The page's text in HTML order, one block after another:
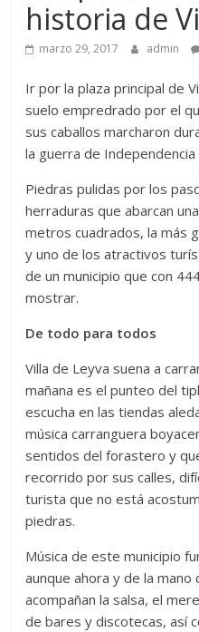
historia de
marzo 29, 2017 admin
Ir por la plaza principal de
suelo empredrado por el
sus caballos marcharon
la guerra de Independencia
Piedras pulidas por los
herraduras que abarcan
metros cuadrados, la más
y uno de los atractivos
de un municipio que con
mostrar.
De todo para todos
Villa de Leyva suena a
mañana es el punteo del
escucha en las tiendas
música carranguera
sentidos del forastero y
recorrido por sus calles,
turista que no está
piedras.
Música de este municipio
aunque ahora y de la
acompañan la salsa, el
de bares y discotecas, así